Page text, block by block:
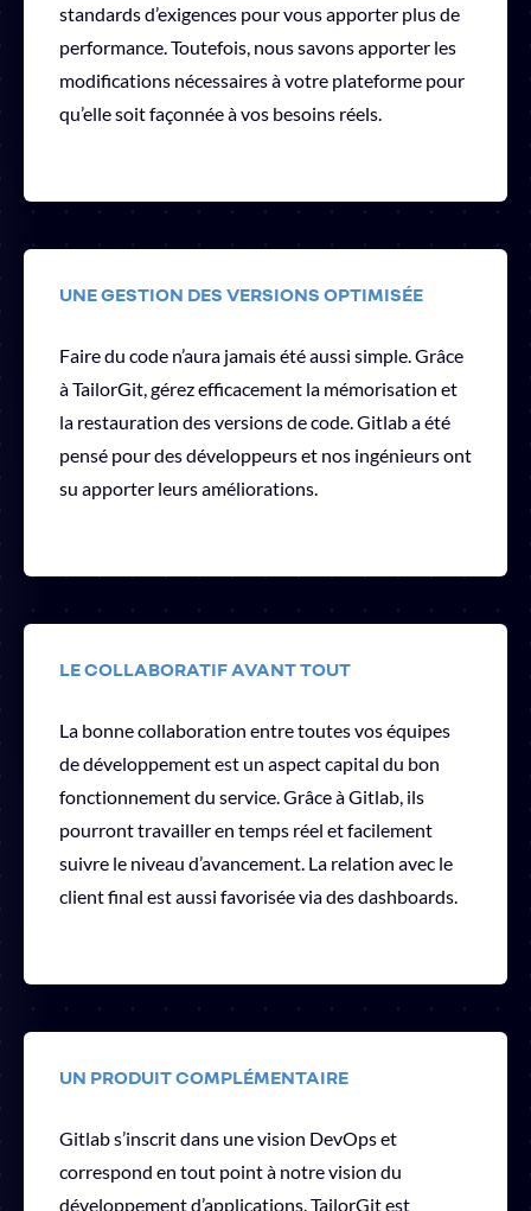
standards d’exigences pour vous apporter plus de
performance. Toutefois, nous savons apporter les
modifications nécessaires à votre plateforme pour
qu’elle soit façonnée à vos besoins réels.
UNE GESTION DES VERSIONS OPTIMISÉE
Faire du code n’aura jamais été aussi simple. Grâce
à TailorGit, gérez efficacement la mémorisation et
la restauration des versions de code. Gitlab a été
pensé pour des développeurs et nos ingénieurs ont
su apporter leurs améliorations.
LE COLLABORATIF AVANT TOUT
La bonne collaboration entre toutes vos équipes
de développement est un aspect capital du bon
fonctionnement du service. Grâce à Gitlab, ils
pourront travailler en temps réel et facilement
suivre le niveau d’avancement. La relation avec le
client final est aussi favorisée via des dashboards.
UN PRODUIT COMPLÉMENTAIRE
Gitlab s’inscrit dans une vision DevOps et
correspond en tout point à notre vision du
développement d’applications. TailorGit est